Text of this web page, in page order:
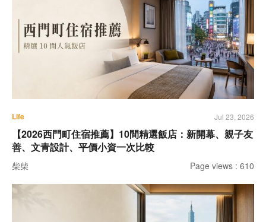
Life Jul 23, 2026
【2026西門町住宿推薦】10間精選飯店：新開幕、親子友
善、文青設計、平價小資一次比較
柴柴 Page views : 610